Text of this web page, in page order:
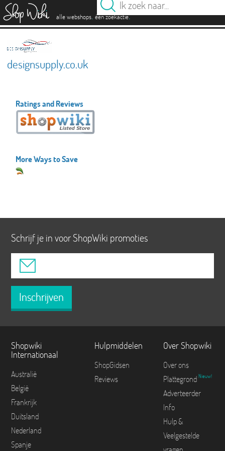
alle webshops. één zoekactie.
designsupply.co.uk
Ratings and Reviews
More Ways to Save
Schrijf je in voor ShopWiki promoties
Inschrijven
Shopwiki
Internationaal
Australië
België
Frankrijk
Duitsland
Nederland
Spanje
Hulpmiddelen
ShopGidsen
Reviews
Over Shopwiki
Over ons
Plattegrond Nieuw!
Adverteerder
Info
Hulp &
Veelgestelde